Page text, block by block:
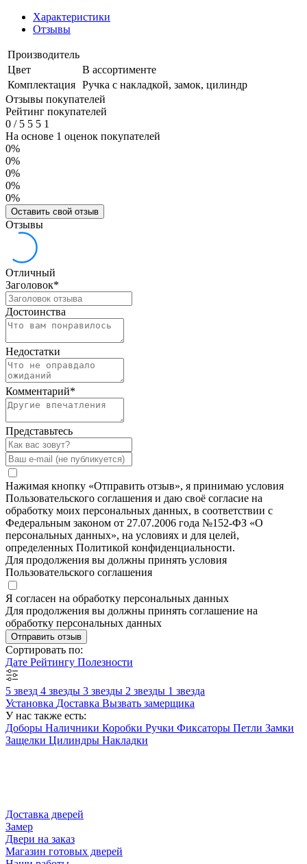
Характеристики
Отзывы
Производитель
Цвет
В ассортименте
Комплектация Ручка с накладкой, замок, цилиндр
Отзывы покупателей
Рейтинг покупателей
0 /5 5 5 1
На основе 1 оценок покупателей
0%
0%
0%
0%
0%
Оставить свой отзыв
Отзывы
Отличный
Заголовок*
Достоинства
Недостатки
Комментарий*
Представьтесь
Нажимая кнопку «Отправить отзыв», я принимаю условия
Пользовательского соглашения и даю своё согласие на
обработку моих персональных данных, в соответствии с
Федеральным законом от 27.07.2006 года №152-ФЗ «О
персональных данных», на условиях и для целей,
определенных Политикой конфиденциальности.
Для продолжения вы должны принять условия
Пользовательского соглашения
Я согласен на обработку персональных данных
Для продолжения вы должны принять соглашение на
обработку персональных данных
Отправить отзыв
Сортировать по:
Дате Рейтингу Полезности
5 звезд 4 звезды 3 звезды 2 звезды 1 звезда
Установка Доставка Вызвать замерщика
У нас также есть:
Доборы Наличники Коробки Ручки Фиксаторы Петли Замки
Защелки Цилиндры Накладки
Доставка дверей
Замер
Двери на заказ
Магазин готовых дверей